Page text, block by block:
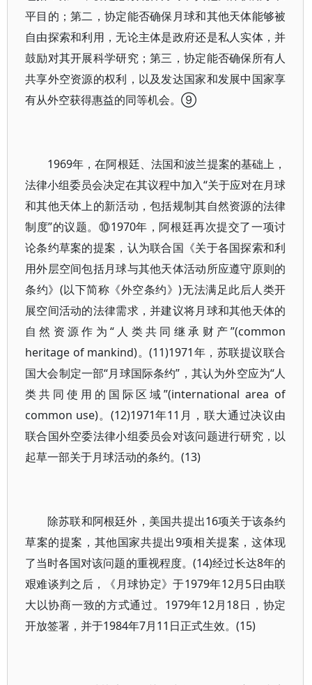
平目的；第二，协定能否确保月球和其他天体能够被
自由探索和利用，无论主体是政府还是私人实体，并
鼓励对其开展科学研究；第三，协定能否确保所有人
共享外空资源的权利，以及发达国家和发展中国家享
有从外空获得惠益的同等机会。⑨
1969年，在阿根廷、法国和波兰提案的基础上，
法律小组委员会决定在其议程中加入“关于应对在月球
和其他天体上的新活动，包括规制其自然资源的法律
制度”的议题。⑩1970年，阿根廷再次提交了一项讨
论条约草案的提案，认为联合国《关于各国探索和利
用外层空间包括月球与其他天体活动所应遵守原则的
条约》(以下简称《外空条约》)无法满足此后人类开
展空间活动的法律需求，并建议将月球和其他天体的
自然资源作为“人类共同继承财产”(common
heritage of mankind)。(11)1971年，苏联提议联合
国大会制定一部“月球国际条约”，其认为外空应为“人
类共同使用的国际区域”(international area of
common use)。(12)1971年11月，联大通过决议由
联合国外空委法律小组委员会对该问题进行研究，以
起草一部关于月球活动的条约。(13)
除苏联和阿根廷外，美国共提出16项关于该条约
草案的提案，其他国家共提出9项相关提案，这体现
了当时各国对该问题的重视程度。(14)经过长达8年的
艰难谈判之后，《月球协定》于1979年12月5日由联
大以协商一致的方式通过。1979年12月18日，协定
开放签署，并于1984年7月11日正式生效。(15)